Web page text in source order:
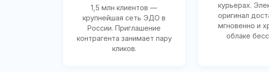
1,5 млн клиентов —
крупнейшая сеть ЭДО в
России. Приглашение
контрагента занимает пару
кликов.
курьерах.
оригинал
мгновенно и
облаке